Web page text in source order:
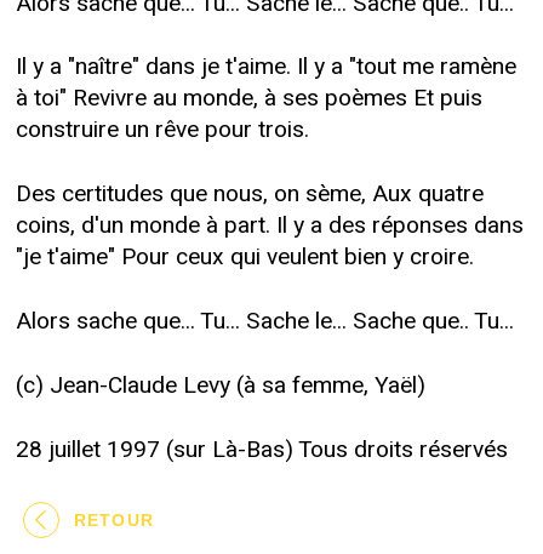
Il y a "naître" dans je t'aime. Il y a "tout me ramène
à toi" Revivre au monde, à ses poèmes Et puis
construire un rêve pour trois.
Des certitudes que nous, on sème, Aux quatre
coins, d'un monde à part. Il y a des réponses dans
"je t'aime" Pour ceux qui veulent bien y croire.
Alors sache que... Tu... Sache le... Sache que.. Tu...
(c) Jean-Claude Levy (à sa femme, Yaël)
28 juillet 1997 (sur Là-Bas) Tous droits réservés
RETOUR